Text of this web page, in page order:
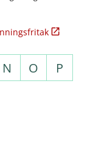
N O
P